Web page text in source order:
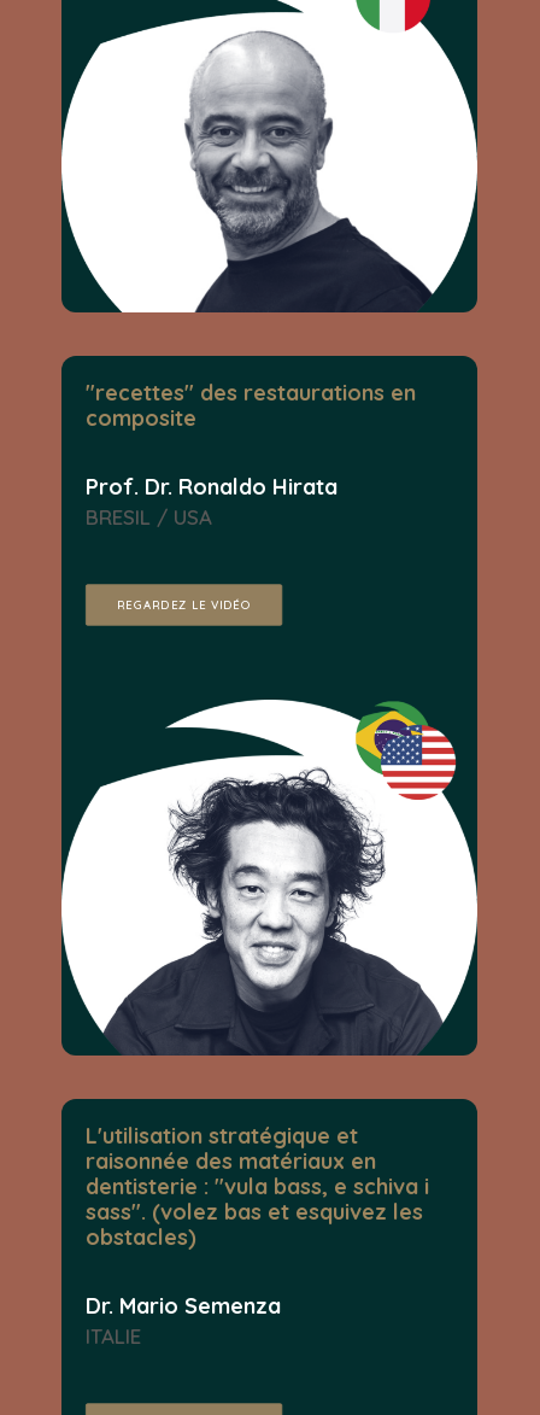
"recettes" des restaurations en
composite
Prof. Dr. Ronaldo Hirata
BRESIL / USA
REGARDEZ LE VIDÉO
L'utilisation stratégique et
raisonnée des matériaux en
dentisterie : "vula bass, e schiva i
sass". (volez bas et esquivez les
obstacles)
Dr. Mario Semenza
ITALIE